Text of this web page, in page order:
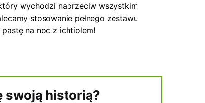
wychodzi naprzeciw wszystkim
stosowanie pełnego zestawu
na noc z ichtiolem!
swoją historią?